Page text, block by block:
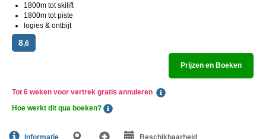
1800m tot skilift
1800m tot piste
logies & ontbijt
8,6
Prijzen en Boeken
Tot 6 weken voor vertrek gratis annuleren
Hoe werkt dit qua boeken?
Informatie Beschikbaarheid